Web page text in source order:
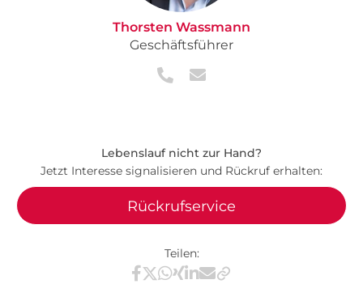
Thorsten Wassmann
Geschäftsführer
Lebenslauf nicht zur Hand?
Jetzt Interesse signalisieren und Rückruf erhalten:
Rückrufservice
Teilen:
Teilen via Facebook
Teilen via X / Twitter
Teilen via WhatsApp
Teilen via Xing
Teilen via LinkedIn
Teilen via E-Mail